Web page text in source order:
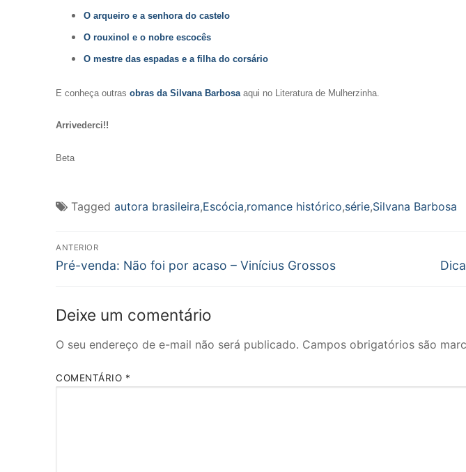
O arqueiro e a senhora do castelo
O rouxinol e o nobre escocês
O mestre das espadas e a filha do corsário
E conheça outras obras da Silvana Barbosa aqui no Literatura de Mulherzinha.
Arrivederci!!
Beta
Tagged autora brasileira,Escócia,romance histórico,série,Silvana Barbosa
Navegação
de
ANTERIOR
Post
Pré-venda: Não foi por acaso – Vinícius Grossos
Deixe um comentário
O seu endereço de e-mail não será publicado. Campos obrigatórios são
COMENTÁRIO *